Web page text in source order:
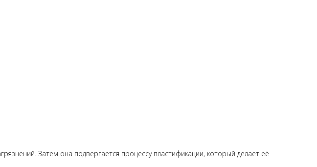
Затем она подвергается процессу пластификации, который делает её